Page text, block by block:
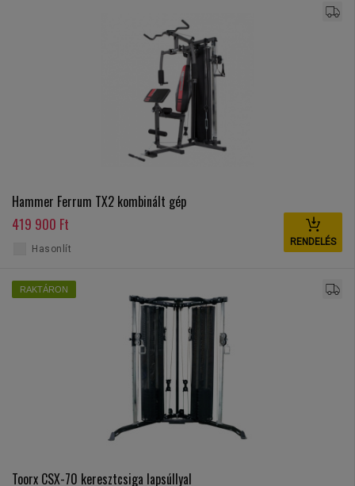
Hammer Ferrum TX2 kombinált gép
419 900 Ft
RENDELÉS
Hasonlít
RAKTÁRON
Toorx CSX-70 keresztcsiga lapsúllyal